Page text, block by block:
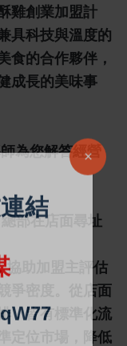
雞創業加盟計
具科技與溫度的
食的合作夥伴，
成長的美味事
為您解答經營
部在店面尋址
協助加盟主評估
爭密度。從店面
，皆有標準化流
定位市場，降低